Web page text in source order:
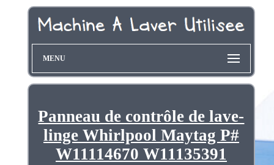
MENU
Panneau de contrôle de lave-
linge Whirlpool Maytag P#
W11114670 W11135391